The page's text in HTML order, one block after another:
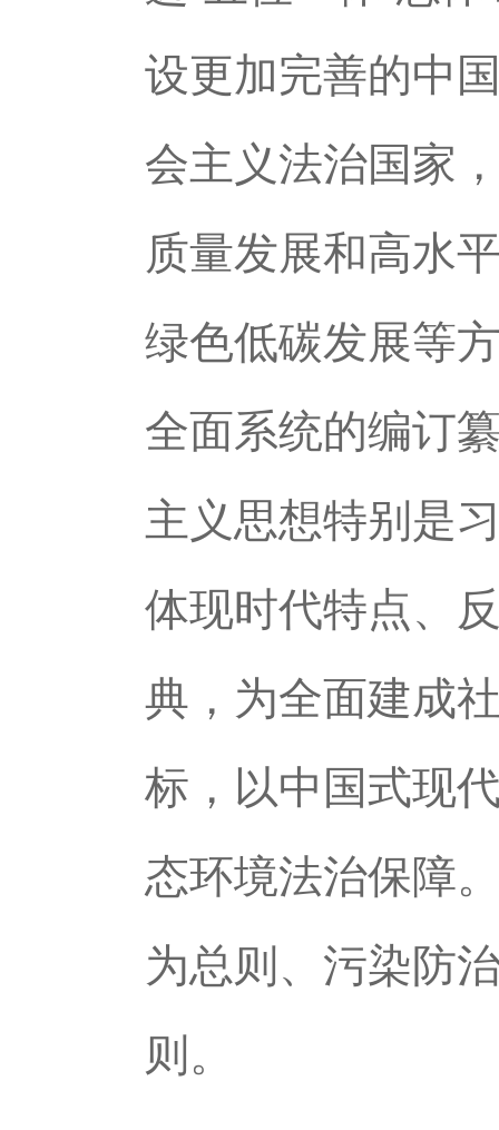
设更加完善的中
会主义法治国家
质量发展和高水
绿色低碳发展等
全面系统的编订
主义思想特别是
体现时代特点、
典，为全面建成
标，以中国式现
态环境法治保障
为总则、污染防
则。